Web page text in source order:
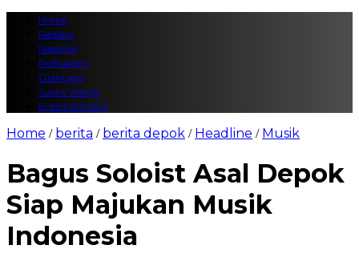
Home
Redaksi
Nasional
Polhukam
Olahraga
Suara Warga
Entertainment
Home / berita / berita depok / Headline / Musik
Bagus Soloist Asal Depok
Siap Majukan Musik
Indonesia